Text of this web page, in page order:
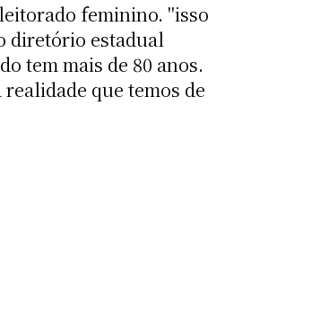
feminino. "isso
diretório estadual
tem mais de 80 anos.
que temos de